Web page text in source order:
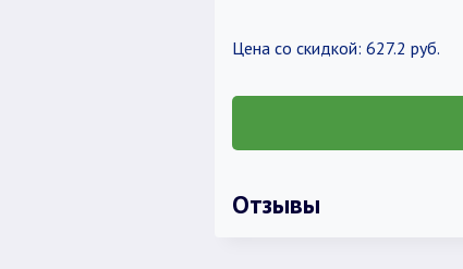
Цена со скидкой: 627.2 руб.
Отзывы